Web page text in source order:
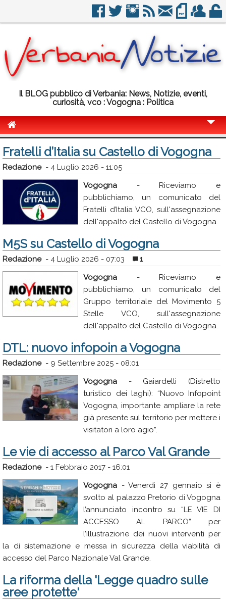
Il BLOG pubblico di Verbania: News, Notizie, eventi,
curiosità, vco : Vogogna : Politica
Politica
Sport
Eventi
Info Utili
Rubriche
Calendario
Annunci
Fratelli d’Italia su Castello di Vogogna
Redazione- 4 Luglio 2026 - 11:05
Vogogna - Riceviamo e
pubblichiamo, un comunicato del
Fratelli d’Italia VCO, sull'assegnazione
dell'appalto del Castello di Vogogna.
M5S su Castello di Vogogna
Redazione- 4 Luglio 2026 - 07:03
1
Vogogna - Riceviamo e
pubblichiamo, un comunicato del
Gruppo territoriale del Movimento 5
Stelle VCO, sull'assegnazione
dell'appalto del Castello di Vogogna.
DTL: nuovo infopoin a Vogogna
Redazione- 9 Settembre 2025 - 08:01
Vogogna - Gaiardelli (Distretto
turistico dei laghi): “Nuovo Infopoint
Vogogna, importante ampliare la rete
già presente sul territorio per mettere i
visitatori a loro agio”.
Le vie di accesso al Parco Val Grande
Redazione- 1 Febbraio 2017 - 16:01
Vogogna - Venerdì 27 gennaio si è
svolto al palazzo Pretorio di Vogogna
l’annunciato incontro su “LE VIE DI
ACCESSO AL PARCO” per
l’illustrazione dei nuovi interventi per
la di sistemazione e messa in sicurezza della viabilità di
accesso del Parco Nazionale Val Grande.
La riforma della 'Legge quadro sulle
aree protette'